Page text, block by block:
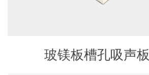
玻镁板槽孔吸声板